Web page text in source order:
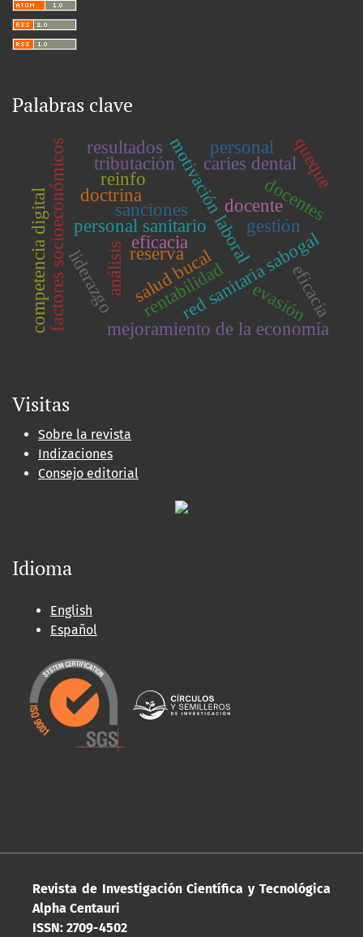
Palabras clave
motivación laboral
personal sanitario
red sanitaria sabogal
factores socioeconómicos salud bucal
caries dental
competencia digital docente
análisis
doctrina
reinfo
rentabilidad
mejoramiento de la economía
evasión
tributación
sanciones
eficacia
eficacia
liderazgo
gestión
docentes
reserva
resultados personal queque
Visitas
Sobre la revista
Indizaciones
Consejo editorial
Idioma
English
Español
Revista de Investigación Científica y Tecnológica
Alpha Centauri
ISSN: 2709-4502